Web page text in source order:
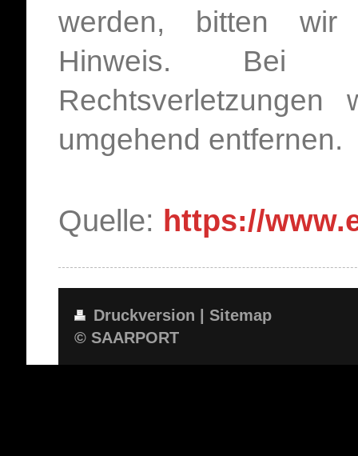
werden, bitten wir
Hinweis. Bei
umgehend entfernen.
Quelle: https://
Druckversion
Sitemap
© SAARPORT